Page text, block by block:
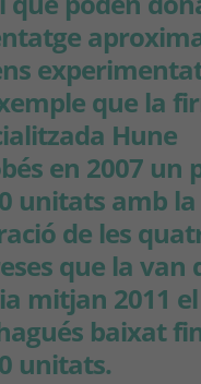
que la
Hune
en 2007 un
unitats amb la
de les
que la van
mitjan 2011
baixat
unitats.